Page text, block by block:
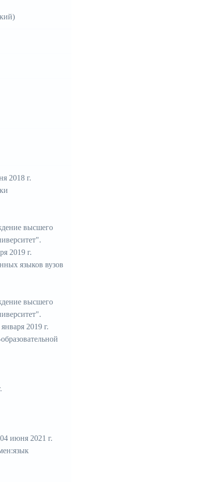
2018 г.
высшего
2019 г.
языков вузов
высшего
2019 г.
июня 2021 г.